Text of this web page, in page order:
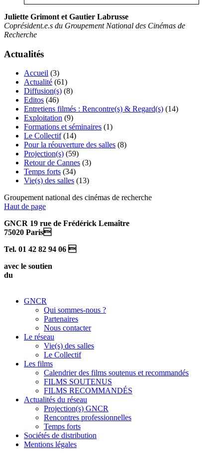
Juliette Grimont et Gautier Labrusse
Coprésident.e.s du Groupement National des Cinémas de
Recherche
Actualités
Accueil (3)
Actualité (61)
Diffusion(s) (8)
Editos (46)
Entretiens filmés : Rencontre(s) & Regard(s) (14)
Exploitation (9)
Formations et séminaires (1)
Le Collectif(14)
Pour la réouverture des salles (8)
Projection(s) (59)
Retour de Cannes (3)
Temps forts (34)
Vie(s) des salles (13)
Groupement national des cinémas de recherche
Haut de page
GNCR 19 rue de Frédérick Lemaître
75020 Paris
Tel. 01 42 82 94 06 
avec le soutien
du
GNCR
Qui sommes-nous ?
Partenaires
Nous contacter
Le réseau
Vie(s) des salles
Le Collectif
Les films
Calendrier des films soutenus et recommandés
FILMS SOUTENUS
FILMS RECOMMANDÉS
Actualités du réseau
Projection(s) GNCR
Rencontres professionnelles
Temps forts
Sociétés de distribution
Mentions légales